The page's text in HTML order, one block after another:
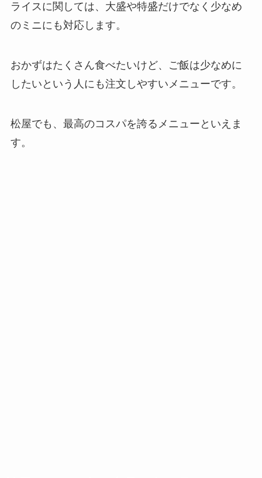
ライスに関しては、大盛や特盛だけでなく少なめ
のミニにも対応します。
おかずはたくさん食べたいけど、ご飯は少なめに
したいという人にも注文しやすいメニューです。
松屋でも、最高のコスパを誇るメニューといえま
す。